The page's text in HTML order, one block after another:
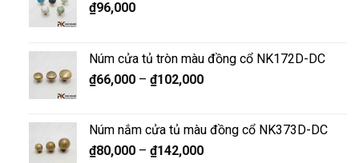
₫96,000
Núm cửa tủ tròn màu đồng cổ NK172D-DC
₫66,000– ₫102,000
Núm nắm cửa tủ màu đồng cổ NK373D-DC
₫80,000– ₫142,000